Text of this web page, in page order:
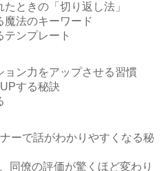
ときの「切り返し法」
魔法のキーワード
ンプレート
ョン力をアップさせる習慣
する秘訣
ーで話がわかりやすくなる秘
同僚の評価が驚くほど変わり